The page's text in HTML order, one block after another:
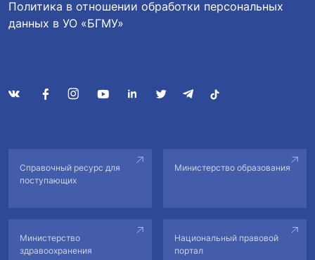
Политика в отношении обработки персональных
данных в УО «БГМУ»
Справочный ресурс для
поступающих
Министерство образования
Министерство
здравоохранения
Национальный правовой
портал